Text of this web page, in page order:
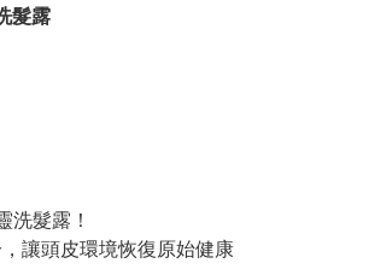
髮露
洗髮露！
讓頭皮環境恢復原始健康